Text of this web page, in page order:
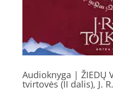
Audioknyga | ŽIEDŲ
tvirtovės (II dalis), J.